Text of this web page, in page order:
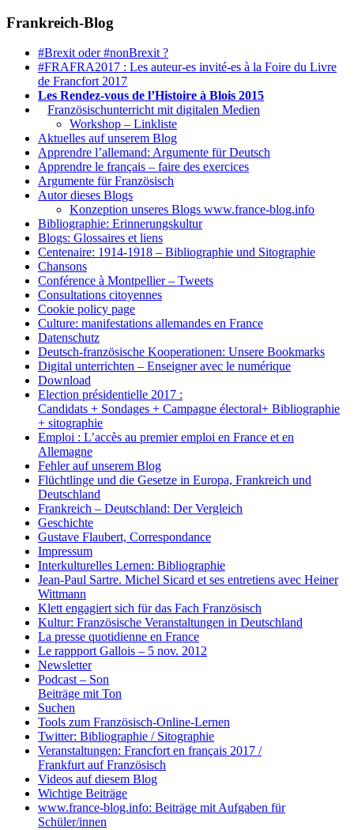
Frankreich-Blog
#Brexit oder #nonBrexit ?
#FRAFRA2017 : Les auteur-es invité-es à la Foire du Livre
de Francfort 2017
Les Rendez-vous de l’Histoire à Blois 2015
Französischunterricht mit digitalen Medien
Workshop – Linkliste
Aktuelles auf unserem Blog
Apprendre l’allemand: Argumente für Deutsch
Apprendre le français – faire des exercices
Argumente für Französisch
Autor dieses Blogs
Konzeption unseres Blogs www.france-blog.info
Bibliographie: Erinnerungskultur
Blogs: Glossaires et liens
Centenaire: 1914-1918 – Bibliographie und Sitographie
Chansons
Conférence à Montpellier – Tweets
Consultations citoyennes
Cookie policy page
Culture: manifestations allemandes en France
Datenschutz
Deutsch-französische Kooperationen: Unsere Bookmarks
Digital unterrichten – Enseigner avec le numérique
Download
Election présidentielle 2017 :
Candidats + Sondages + Campagne électoral+ Bibliographie
+ sitographie
Emploi : L’accès au premier emploi en France et en
Allemagne
Fehler auf unserem Blog
Flüchtlinge und die Gesetze in Europa, Frankreich und
Deutschland
Frankreich – Deutschland: Der Vergleich
Geschichte
Gustave Flaubert, Correspondance
Impressum
Interkulturelles Lernen: Bibliographie
Jean-Paul Sartre. Michel Sicard et ses entretiens avec Heiner
Wittmann
Klett engagiert sich für das Fach Französisch
Kultur: Französische Veranstaltungen in Deutschland
La presse quotidienne en France
Le rappport Gallois – 5 nov. 2012
Newsletter
Podcast – Son
Beiträge mit Ton
Suchen
Tools zum Französisch-Online-Lernen
Twitter: Bibliographie / Sitographie
Veranstaltungen: Francfort en français 2017 /
Frankfurt auf Französisch
Videos auf diesem Blog
Wichtige Beiträge
www.france-blog.info: Beiträge mit Aufgaben für
Schüler/innen